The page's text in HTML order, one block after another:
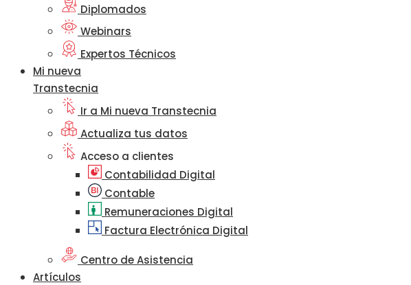
Diplomados
Webinars
Expertos Técnicos
Mi nueva
Transtecnia
Ir a Mi nueva Transtecnia
Actualiza tus datos
Acceso a clientes
Contabilidad Digital
Contable
Remuneraciones Digital
Factura Electrónica Digital
Centro de Asistencia
Artículos